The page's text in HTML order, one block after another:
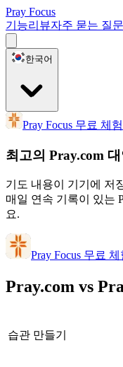
Pray Focus
기능리뷰자주 묻는 질문
한국어
Pray Focus 무료 체험
최고의 Pray.com
기도 내용이 기기에 저
매일 연속 기록이 있는
요.
Pray Focus 무료 체
Pray.com vs
습관 만들기